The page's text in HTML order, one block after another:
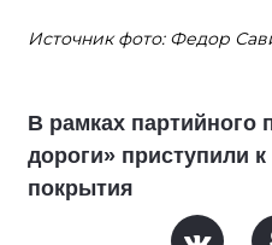
Источник фото: Федор
В рамках партийного
дороги» приступили
покрытия